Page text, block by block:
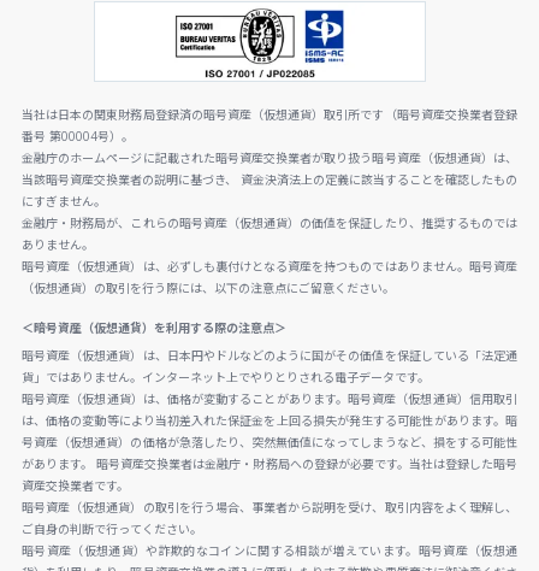
当社は日本の関東財務局登録済の暗号資産（仮想通貨）取引所です（暗号資産交換業者登録
番号 第00004号）。
金融庁のホームページに記載された暗号資産交換業者が取り扱う暗号資産（仮想通貨）は、
当該暗号資産交換業者の説明に基づき、 資金決済法上の定義に該当することを確認したもの
にすぎません。
金融庁・財務局が、これらの暗号資産（仮想通貨）の価値を保証したり、推奨するものでは
ありません。
暗号資産（仮想通貨）は、必ずしも裏付けとなる資産を持つものではありません。暗号資産
（仮想通貨）の取引を行う際には、以下の注意点にご留意ください。
＜暗号資産（仮想通貨）を利用する際の注意点＞
暗号資産（仮想通貨）は、日本円やドルなどのように国がその価値を保証している「法定通
貨」ではありません。インターネット上でやりとりされる電子データです。
暗号資産（仮想通貨）は、価格が変動することがあります。暗号資産（仮想通貨）信用取引
は、価格の変動等により当初差入れた保証金を上回る損失が発生する可能性があります。暗
号資産（仮想通貨）の価格が急落したり、突然無価値になってしまうなど、損をする可能性
があります。 暗号資産交換業者は金融庁・財務局への登録が必要です。当社は登録した暗号
資産交換業者です。
暗号資産（仮想通貨）の取引を行う場合、事業者から説明を受け、取引内容をよく理解し、
ご自身の判断で行ってください。
暗号資産（仮想通貨）や詐欺的なコインに関する相談が増えています。暗号資産（仮想通